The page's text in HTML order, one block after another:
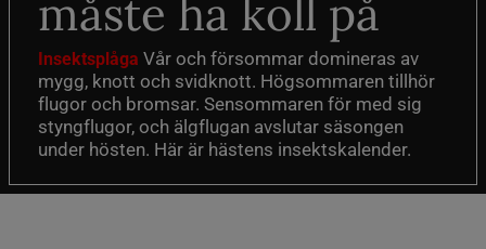
måste ha koll på
Insektsplåga Vår och försommar domineras av
mygg, knott och svidknott. Högsommaren tillhör
flugor och bromsar. Sensommaren för med sig
styngflugor, och älgflugan avslutar säsongen
under hösten. Här är hästens insektskalender.